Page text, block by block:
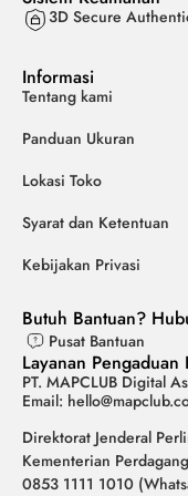
3D Secure
Informasi
Tentang kami
Panduan Ukuran
Lokasi Toko
Syarat dan Ketentuan
Kebijakan Privasi
Butuh Bantuan?
Pusat Bantuan
Layanan Pengaduan
PT. MAPCLUB Digital
Email:
Direktorat Jenderal
Kementerian
0853 1111 1010